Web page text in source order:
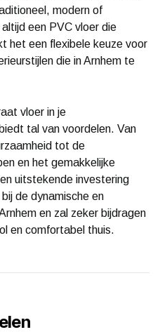
modern of
een PVC vloer die
het een flexibele keuze voor
die in Arnhem te
vloer in je
tal van voordelen. Van
tot de
en het gemakkelijke
uitstekende investering
de dynamische en
en zal zeker bijdragen
en comfortabel thuis.